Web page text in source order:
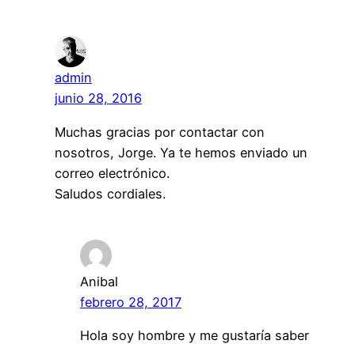
admin
junio 28, 2016
Muchas gracias por contactar con
nosotros, Jorge. Ya te hemos enviado un
correo electrónico.
Saludos cordiales.
Anibal
febrero 28, 2017
Hola soy hombre y me gustaría saber